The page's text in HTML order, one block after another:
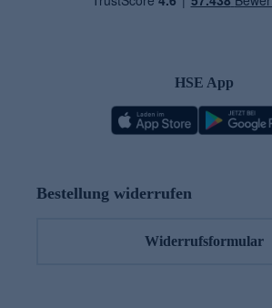
HSE App
Bestellung widerrufen
Widerrufsformular